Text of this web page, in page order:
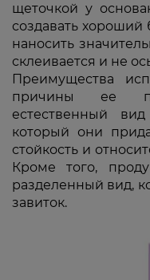
щеточкой у
создавать
наносить
склеивается и не
Преимущества
причины ее
естественный
который они
стойкость и
Кроме того,
разделенный вид,
завиток.